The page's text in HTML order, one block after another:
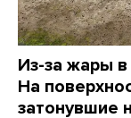
Из-за жары
На
затонувшие